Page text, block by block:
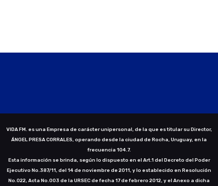
VIDA FM. es una Empresa de carácter unipersonal, de la que es titular su Director,
ÁNGEL PRESA CORRALES, operando desde la ciudad de Rocha, Uruguay, en la
frecuencia 104.7.
Esta información se brinda, según lo dispuesto en el Art.1 del Decreto del Poder
Ejecutivo No.387/11, del 14 de noviembre de 2011, y lo establecido en Resolución
No.022, Acta No.003 de la URSEC de fecha 17 de febrero 2012, y el Anexo a dicha